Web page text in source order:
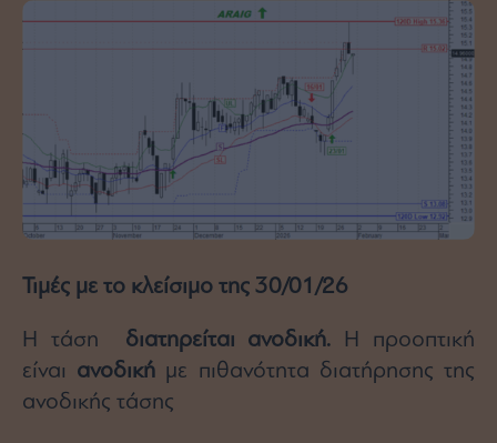
Τιμές με το κλείσιμο της 30/01/26
Η τάση διατηρείται ανοδική. Η προοπτική
είναι ανοδική με πιθανότητα διατήρησης της
ανοδικής τάσης